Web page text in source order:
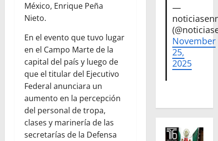
México, Enrique Peña
Nieto.
En el evento que tuvo lugar
en el Campo Marte de la
capital del país y luego de
que el titular del Ejecutivo
Federal anunciara un
aumento en la percepción
del personal de tropa,
clases y marinería de las
secretarías de la Defensa
—
November
25,
2025